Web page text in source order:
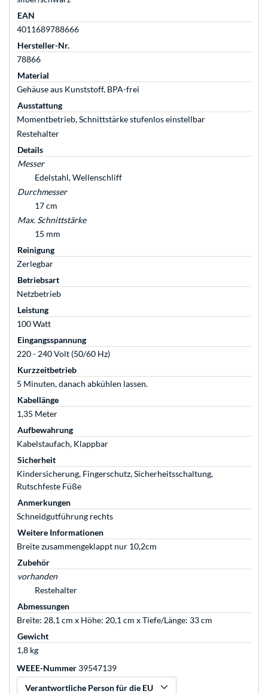
EAN
4011689788666
Hersteller-Nr.
78866
Material
Gehäuse aus Kunststoff, BPA-frei
Ausstattung
Momentbetrieb, Schnittstärke stufenlos einstellbar
Restehalter
Details
Messer
Edelstahl, Wellenschliff
Durchmesser
17 cm
Max. Schnittstärke
15 mm
Reinigung
Zerlegbar
Betriebsart
Netzbetrieb
Leistung
100 Watt
Eingangsspannung
220 - 240 Volt (50/60 Hz)
Kurzzeitbetrieb
5 Minuten, danach abkühlen lassen.
Kabellänge
1,35 Meter
Aufbewahrung
Kabelstaufach, Klappbar
Sicherheit
Kindersicherung, Fingerschutz, Sicherheitsschaltung,
Rutschfeste Füße
Anmerkungen
Schneidgutführung rechts
Weitere Informationen
Breite zusammengeklappt nur 10,2cm
Zubehör
vorhanden
Restehalter
Abmessungen
Breite: 28,1 cm x Höhe: 20,1 cm x Tiefe/Länge: 33 cm
Gewicht
1,8 kg
WEEE-Nummer 39547139
Verantwortliche Person für die EU